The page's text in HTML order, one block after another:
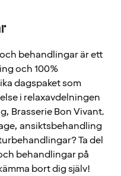
behandlingar är ett
och 100%
dagspaket som
i relaxavdelningen
Brasserie Bon Vivant.
ansiktsbehandling
Ta del
behandlingar på
bort dig själv!